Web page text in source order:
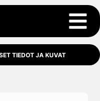
Avaa
TIEDOT JA KUVAT